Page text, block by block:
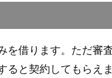
を借ります。ただ審
ると契約してもらえ